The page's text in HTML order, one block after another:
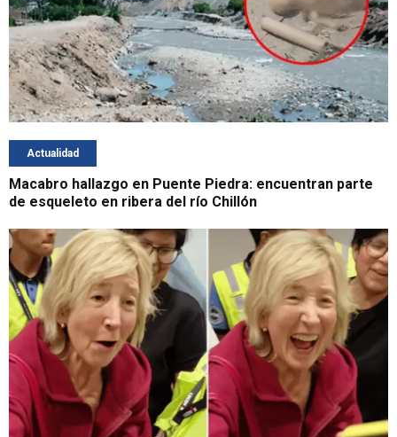
Actualidad
Macabro hallazgo en Puente Piedra: encuentran parte
de esqueleto en ribera del río Chillón